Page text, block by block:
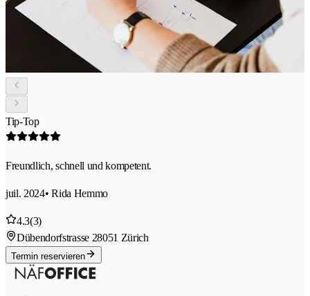
Tip-Top
Freundlich, schnell und kompetent.
juil. 2024• Rida Hemmo
4.3(3)
Dübendorfstrasse 28051 Zürich
Termin reservieren